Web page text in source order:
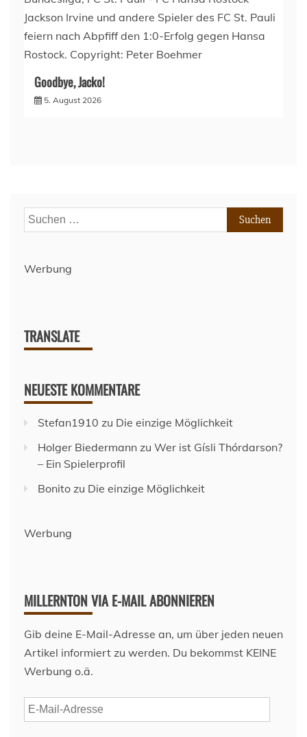
Goodbye, Jacko!
5. August 2026
Suchen
nach:
Werbung
TRANSLATE
NEUESTE KOMMENTARE
Stefan1910 zu Die einzige Möglichkeit
Holger Biedermann zu Wer ist Gísli Thórdarson?
– Ein Spielerprofil
Bonito zu Die einzige Möglichkeit
Werbung
MILLERNTON VIA E-MAIL ABONNIEREN
Gib deine E-Mail-Adresse an, um über jeden neuen
Artikel informiert zu werden. Du bekommst KEINE
Werbung o.ä.
E-
Mail-